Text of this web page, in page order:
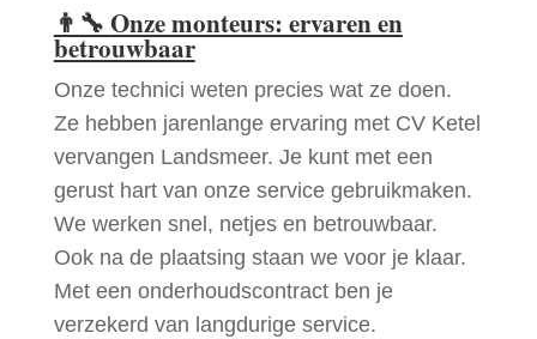
👨‍🔧 Onze monteurs: ervaren en
betrouwbaar
Onze technici weten precies wat ze doen.
Ze hebben jarenlange ervaring met CV Ketel
vervangen Landsmeer. Je kunt met een
gerust hart van onze service gebruikmaken.
We werken snel, netjes en betrouwbaar.
Ook na de plaatsing staan we voor je klaar.
Met een onderhoudscontract ben je
verzekerd van langdurige service.